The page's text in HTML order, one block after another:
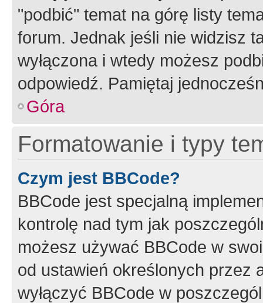
"podbić" temat na górę listy
forum. Jednak jeśli nie widzisz
wyłączona i wtedy możesz
odpowiedź. Pamiętaj
Góra
Formatowanie i typy
Czym jest BBCode?
BBCode jest specjalną
kontrolę nad tym jak
możesz używać BBCode w
od ustawień określonych przez
wyłączyć BBCode w